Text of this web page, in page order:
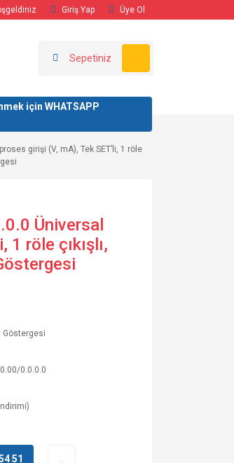
Giriş Yap Üye Ol
Sepetiniz
için WHATSAPP
girişi (V, mA), Tek SET’li, 1 röle
Üniversal
1 röle çıkışlı,
Göstergesi
0.0.0.0
51